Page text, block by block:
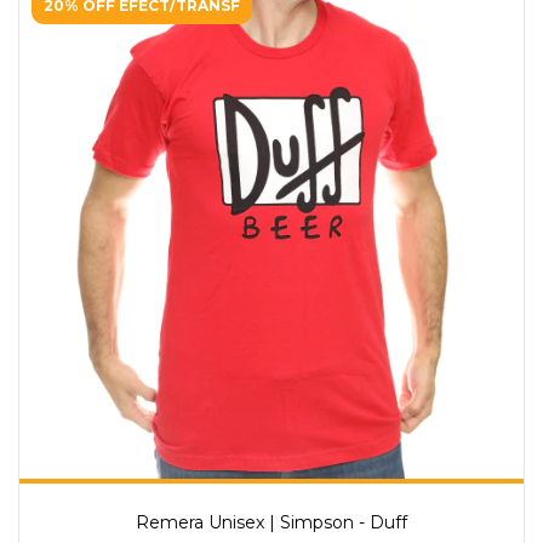
20% OFF EFECT/TRANSF
Remera Unisex | Simpson - Duff